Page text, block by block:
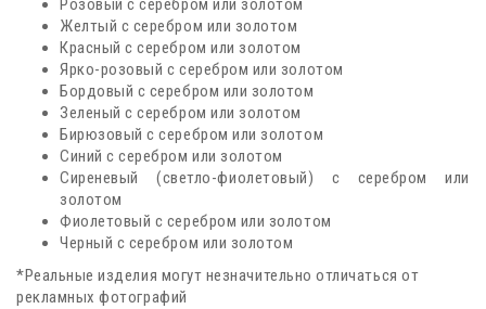
Розовый с серебром или золотом
Желтый с серебром или золотом
Красный с серебром или золотом
Ярко-розовый с серебром или золотом
Бордовый с серебром или золотом
Зеленый с серебром или золотом
Бирюзовый с серебром или золотом
Синий с серебром или золотом
Сиреневый (светло-фиолетовый) с серебром или
золотом
Фиолетовый с серебром или золотом
Черный с серебром или золотом
*Реальные изделия могут незначительно отличаться от
рекламных фотографий